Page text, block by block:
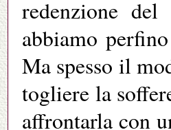
redenzione
abbiamo
Ma spesso il
togliere la
affrontarla con